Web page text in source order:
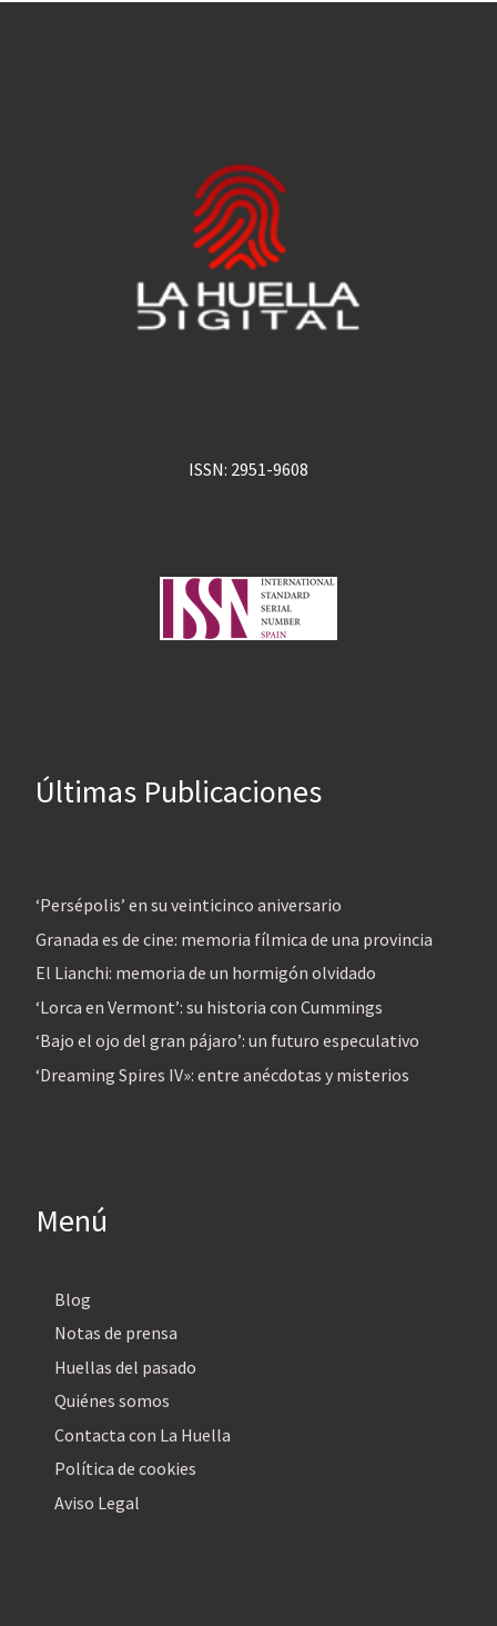
ISSN: 2951-9608
Últimas Publicaciones
‘Persépolis’ en su veinticinco aniversario
Granada es de cine: memoria fílmica de una provincia
El Lianchi: memoria de un hormigón olvidado
‘Lorca en Vermont’: su historia con Cummings
‘Bajo el ojo del gran pájaro’: un futuro especulativo
‘Dreaming Spires IV»: entre anécdotas y misterios
Menú
Blog
Notas de prensa
Huellas del pasado
Quiénes somos
Contacta con La Huella
Política de cookies
Aviso Legal